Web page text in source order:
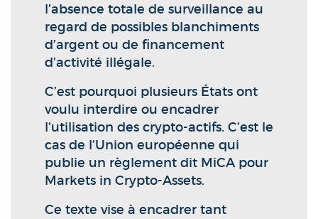
l’absence totale de surveillance au
regard de possibles blanchiments
d’argent ou de financement
d’activité illégale.
C’est pourquoi plusieurs États ont
voulu interdire ou encadrer
l’utilisation des crypto-actifs. C’est le
cas de l’Union européenne qui
publie un règlement dit MiCA pour
Markets in Crypto-Assets.
Ce texte vise à encadrer tant